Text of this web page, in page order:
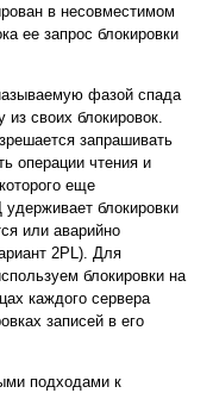
в несовместимом
ее запрос блокировки
фазой спада
из своих блокировок.
запрашивать
операции чтения и
еще
блокировки
или аварийно
2PL). Для
блокировки на
каждого сервера
записей в его
подходами к